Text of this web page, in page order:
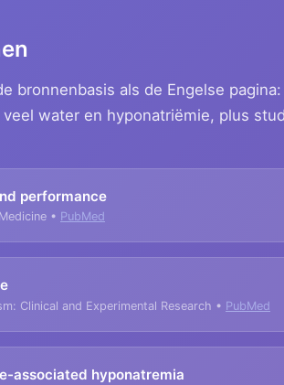
bronnenbasis als de Engelse
water en hyponatriëmie, plus
performance
• PubMed
Clinical and Experimental Research • PubMed
associated hyponatremia